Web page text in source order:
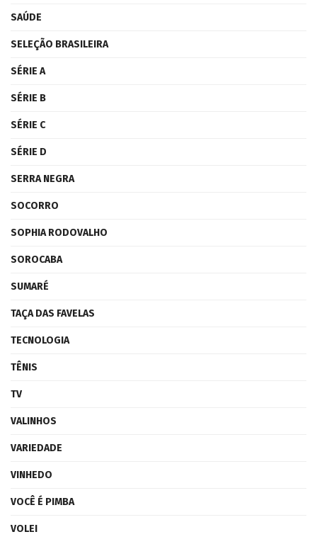
SAÚDE
SELEÇÃO BRASILEIRA
SÉRIE A
SÉRIE B
SÉRIE C
SÉRIE D
SERRA NEGRA
SOCORRO
SOPHIA RODOVALHO
SOROCABA
SUMARÉ
TAÇA DAS FAVELAS
TECNOLOGIA
TÊNIS
TV
VALINHOS
VARIEDADE
VINHEDO
VOCÊ É PIMBA
VOLEI